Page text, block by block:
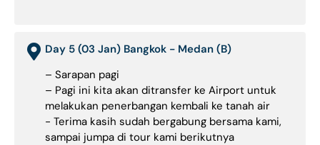
Day 5 (03 Jan) Bangkok - Medan (B)
– Sarapan pagi
– Pagi ini kita akan ditransfer ke Airport untuk
melakukan penerbangan kembali ke tanah air
- Terima kasih sudah bergabung bersama kami,
sampai jumpa di tour kami berikutnya